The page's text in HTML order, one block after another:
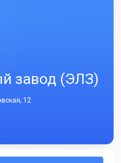
завод (ЭЛЗ)
12